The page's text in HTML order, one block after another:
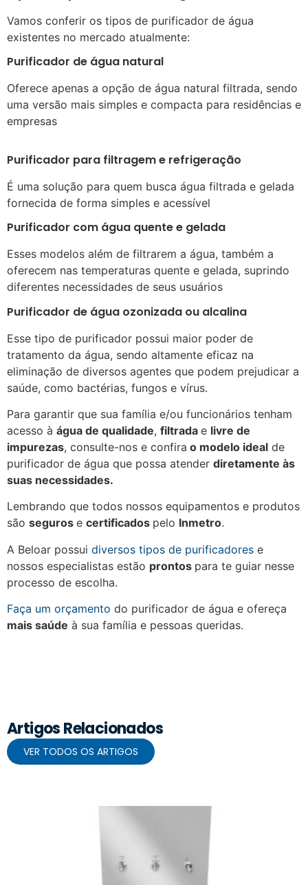
Vamos conferir os tipos de purificador de água
existentes no mercado atualmente:
Purificador de água natural
Oferece apenas a opção de água natural filtrada, sendo
uma versão mais simples e compacta para residências e
empresas
Purificador para filtragem e refrigeração
É uma solução para quem busca água filtrada e gelada
fornecida de forma simples e acessível
Purificador com água quente e gelada
Esses modelos além de filtrarem a água, também a
oferecem nas temperaturas quente e gelada, suprindo
diferentes necessidades de seus usuários
Purificador de água ozonizada ou alcalina
Esse tipo de purificador possui maior poder de
tratamento da água, sendo altamente eficaz na
eliminação de diversos agentes que podem prejudicar a
saúde, como bactérias, fungos e vírus.
Para garantir que sua família e/ou funcionários tenham
acesso à água de qualidade, filtrada e livre de
impurezas, consulte-nos e confira o modelo ideal de
purificador de água que possa atender diretamente às
suas necessidades.
Lembrando que todos nossos equipamentos e produtos
são seguros e certificados pelo Inmetro.
A Beloar possui diversos tipos de purificadores e
nossos especialistas estão prontos para te guiar nesse
processo de escolha.
Faça um orçamento do purificador de água e ofereça
mais saúde à sua família e pessoas queridas.
Artigos Relacionados
VER TODOS OS ARTIGOS